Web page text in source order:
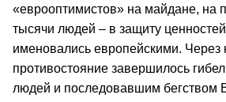
«еврооптимистов» на майдане, на
тысячи людей – в защиту
именовались европейскими. Через
противостояние завершилось
людей и последовавшим бегством